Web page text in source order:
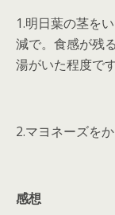
1.明日葉の茎を
減で。食感が残
湯がいた程度です
2.マヨネーズをか
感想